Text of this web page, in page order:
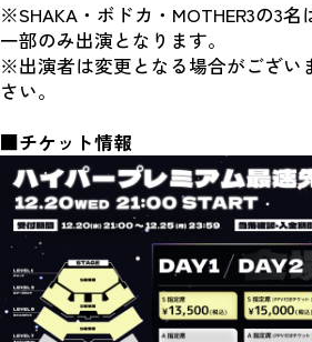
※SHAKA・ボドカ・MOTHER3の3名
一部のみ出演となります。
※出演者は変更となる場合がござい
さい。
■チケット情報